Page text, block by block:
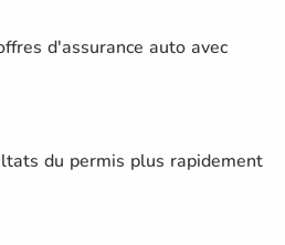
d'assurance auto avec
du permis plus rapidement